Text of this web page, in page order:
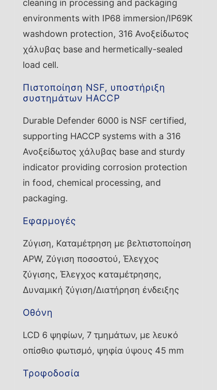
cleaning in processing and packaging
environments with IP68 immersion/IP69K
washdown protection, 316 Ανοξείδωτος
χάλυβας base and hermetically-sealed
load cell.
Πιστοποίηση NSF, υποστήριξη
συστημάτων HACCP
Durable Defender 6000 is NSF certified,
supporting HACCP systems with a 316
Ανοξείδωτος χάλυβας base and sturdy
indicator providing corrosion protection
in food, chemical processing, and
packaging.
Εφαρμογές
Ζύγιση, Καταμέτρηση με βελτιστοποίηση
APW, Ζύγιση ποσοστού, Έλεγχος
ζύγισης, Έλεγχος καταμέτρησης,
Δυναμική ζύγιση/Διατήρηση ένδειξης
Οθόνη
LCD 6 ψηφίων, 7 τμημάτων, με λευκό
οπίσθιο φωτισμό, ψηφία ύψους 45 mm
Τροφοδοσία